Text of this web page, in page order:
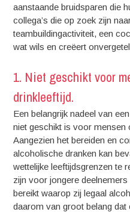
aanstaande bruidsparen die
collega’s die op zoek zijn
teambuildingactiviteit, een
wat wils en creëert
1. Niet geschikt voor
drinkleeftijd.
Een belangrijk nadeel van
niet geschikt is voor mensen
Aangezien het bereiden en
alcoholische dranken kan
wettelijke leeftijdsgrenzen te
zijn voor jongere
bereikt waarop zij legaal
daarom van groot belang